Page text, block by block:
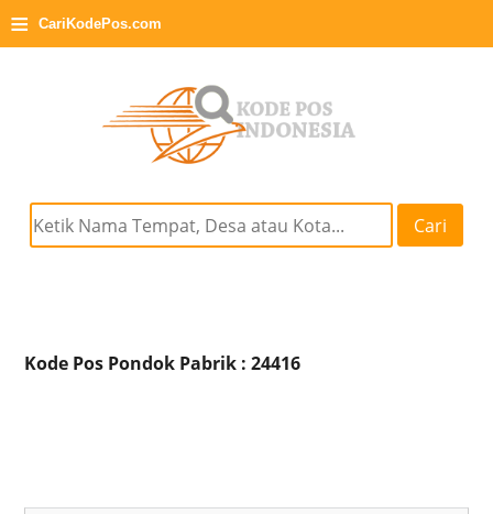
≡ CariKodePos.com
Cari
Kode Pos Pondok Pabrik : 24416